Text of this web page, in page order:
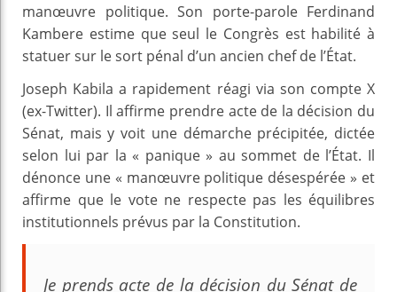
manœuvre politique. Son porte-parole Ferdinand
Kambere estime que seul le Congrès est habilité à
statuer sur le sort pénal d’un ancien chef de l’État.
Joseph Kabila a rapidement réagi via son compte X
(ex-Twitter). Il affirme prendre acte de la décision du
Sénat, mais y voit une démarche précipitée, dictée
selon lui par la « panique » au sommet de l’État. Il
dénonce une « manœuvre politique désespérée » et
affirme que le vote ne respecte pas les équilibres
institutionnels prévus par la Constitution.
Je prends acte de la décision du Sénat de